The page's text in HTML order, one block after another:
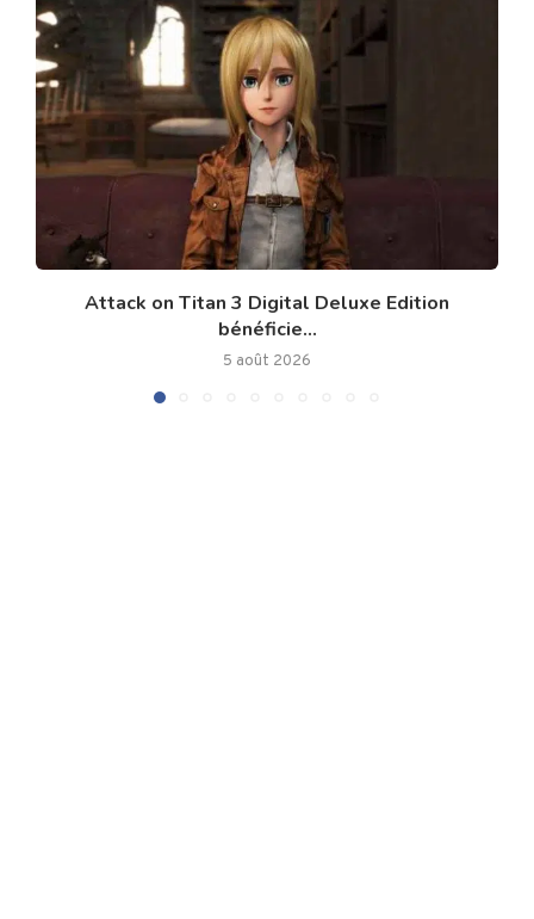
Attack on Titan 3 Digital Deluxe Edition
bénéficie...
5 août 2026